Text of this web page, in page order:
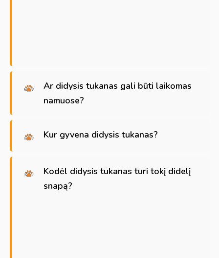
Ar didysis tukanas gali būti laikomas
namuose?
Kur gyvena didysis tukanas?
Kodėl didysis tukanas turi tokį didelį
snapą?